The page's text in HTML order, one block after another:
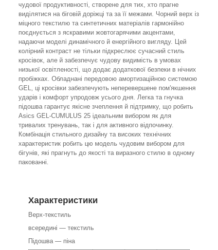
чудової продуктивності, створене для тих, хто прагне
виділятися на біговій доріжці та за її межами. Чорний верх із
міцного текстилю та синтетичних матеріалів гармонійно
поєднується з яскравими жовтогарячими акцентами,
надаючи моделі динамічного й енергійного вигляду. Цей
колірний контраст не тільки підкреслює сучасний стиль
кросівок, але й забезпечує чудову видимість в умовах
низької освітленості, що додає додаткової безпеки в нічних
пробіжках. Обладнані передовою амортизаційною системою
GEL, ці кросівки забезпечують неперевершене пом'якшення
ударів і комфорт упродовж усього дня. Легка та гнучка
підошва гарантує якісне зчеплення й підтримку, що робить
Asics GEL-CUMULUS 25 ідеальним вибором як для
тривалих тренувань, так і для активного відпочинку.
Комбінація стильного дизайну та високих технічних
характеристик робить цю модель чудовим вибором для
бігунів, які прагнуть до якості та виразного стилю в одному
пакованні.
Характеристики
Верх-текстиль
всередині — текстиль
Підошва — піна